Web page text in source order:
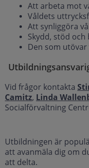
Att arbeta mot
Våldets
Att synliggöra
Skydd, stöd
Den som utövar
Vid frågor kontakta
Camitz, Linda
Socialförvaltning
Utbildningen är
att avanmäla dig om
att delta.